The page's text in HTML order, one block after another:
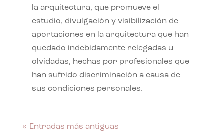
la arquitectura, que promueve el
estudio, divulgación y visibilización de
aportaciones en la arquitectura que han
quedado indebidamente relegadas u
olvidadas, hechas por profesionales que
han sufrido discriminación a causa de
sus condiciones personales.
« Entradas más antiguas